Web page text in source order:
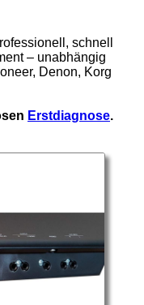
schnell
– unabhängig
Denon, Korg
Erstdiagnose.